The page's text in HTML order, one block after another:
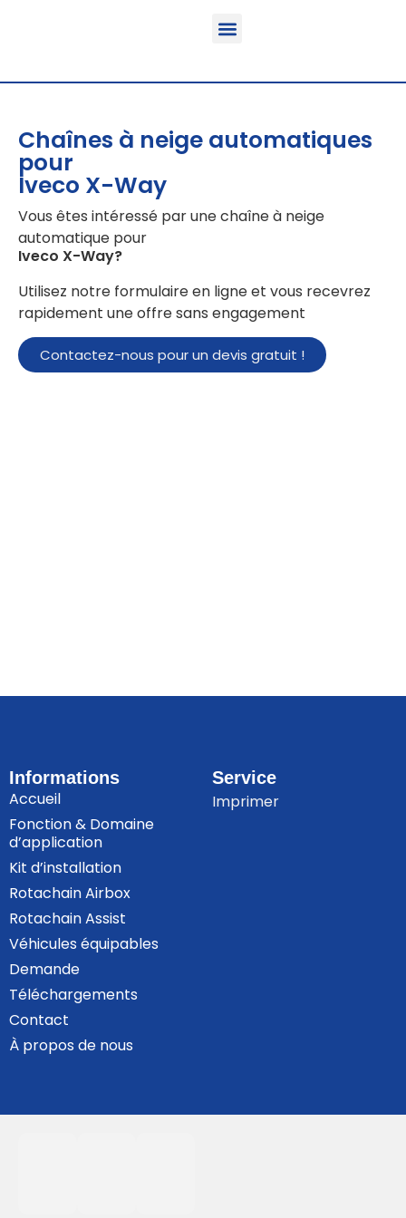
Chaînes à neige automatiques
pour
Iveco X-Way
Vous êtes intéressé par une chaîne à neige
automatique pour
Iveco X-Way?
Utilisez notre formulaire en ligne et vous recevrez
rapidement une offre sans engagement
Contactez-nous pour un devis gratuit !
Informations
Accueil
Fonction & Domaine
d’application
Kit d’installation
Rotachain Airbox
Rotachain Assist
Véhicules équipables
Demande
Téléchargements
Contact
À propos de nous
Service
Imprimer